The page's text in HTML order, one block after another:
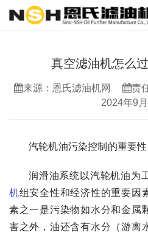
真空滤油机怎么
来源：恩氏滤油机网 责
2024年9
汽轮机油污染控制的重要性
润滑油系统以汽轮机油为
机组安全性和经济性的重要因
素之一是污染物如水分和金属
害之外，油还含有水分（游离